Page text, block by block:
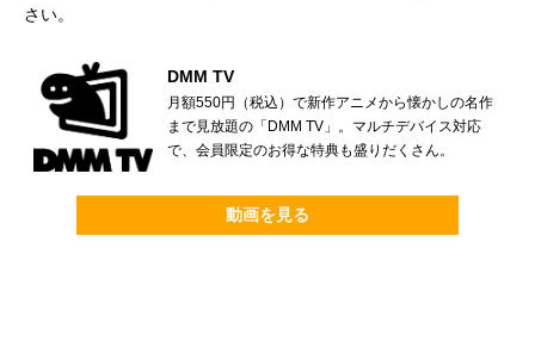
さい。
DMM TV
月額550円（税込）で新作アニメから懐かしの名作
まで見放題の「DMM TV」。マルチデバイス対応
で、会員限定のお得な特典も盛りだくさん。
動画を見る